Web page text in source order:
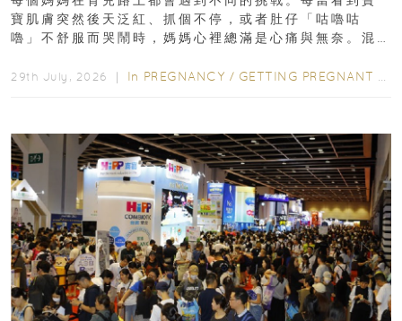
寶肌膚突然後天泛紅、抓個不停，或者肚仔「咕嚕咕
嚕」不舒服而哭鬧時，媽媽心裡總滿是心痛與無奈。混
29th July, 2026 ｜ In PREGNANCY / GETTING PREGNANT